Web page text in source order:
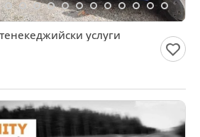
услуги